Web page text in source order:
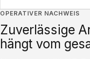
OPERATIVER NACHWEIS
Zuverlässige
hängt vom